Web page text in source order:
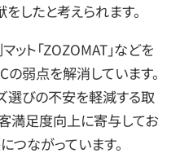
したと考えられます。
ット「ZOZOMAT」などを
の弱点を解消しています。
選びの不安を軽減する取
満足度向上に寄与してお
つながっています。